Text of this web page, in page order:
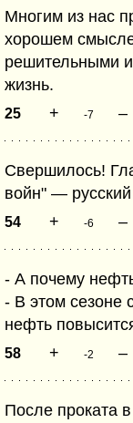
Многим из нас
хорошем смысле
решительными
жизнь.
25 + -7 –
Свершилось!
войн" — русский
54 + -6 –
- А почему
- В этом сезоне
нефть
58 + -2 –
После проката